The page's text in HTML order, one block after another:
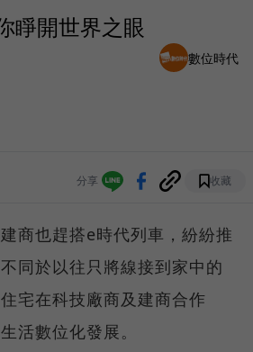
睜開世界之眼
數位時代
分享 收藏
商也趕搭e時代列車，紛紛推
同於以往只將線接到家中的
宅在科技廠商及建商合作
活數位化發展。